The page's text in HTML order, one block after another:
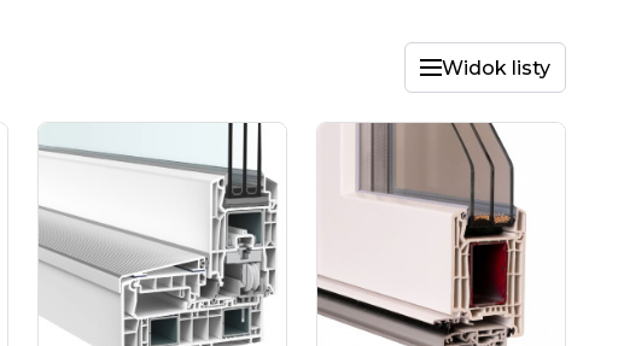
Widok listy